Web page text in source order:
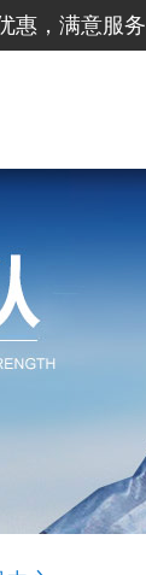
惠，满意服务